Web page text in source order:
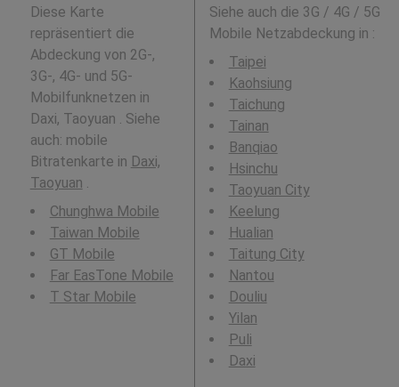
Diese Karte
repräsentiert die
Abdeckung von 2G-,
3G-, 4G- und 5G-
Mobilfunknetzen in
Daxi, Taoyuan . Siehe
auch: mobile
Bitratenkarte in Daxi,
Taoyuan .
Chunghwa Mobile
Taiwan Mobile
GT Mobile
Far EasTone Mobile
T Star Mobile
Siehe auch die 3G / 4G / 5G
Mobile Netzabdeckung in :
Taipei
Kaohsiung
Taichung
Tainan
Banqiao
Hsinchu
Taoyuan City
Keelung
Hualian
Taitung City
Nantou
Douliu
Yilan
Puli
Daxi